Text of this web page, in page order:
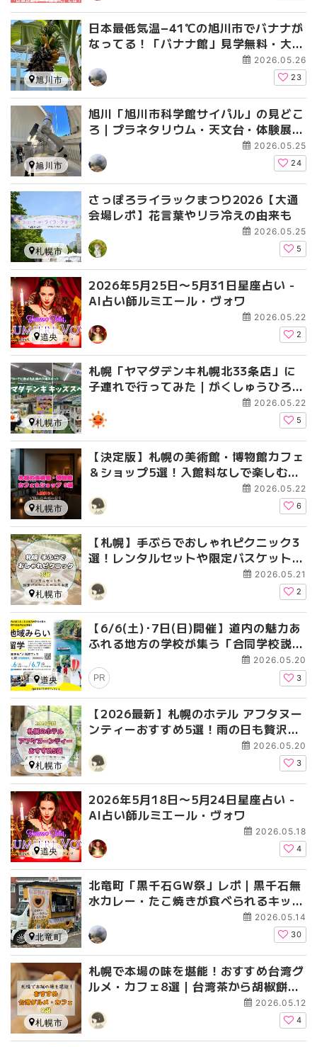
日本最低気温−41℃の旭川市でバナナが
なってる！「バナナ館」見学無料・大雨
2026.05.26
23
旭川市
旭川「旭川市科学館サイパル」の見どこ
ろ｜プラネタリウム・天文台・体験展示
2026.05.25
24
旭川市
さっぽろライラックまつり2026【大通
会場レポ】花言葉やリラ冷えの由来も
2026.05.25
5
札幌市
2026年5月25日〜5月31日星座占い -
AI占い師ルミエール・ヴォワ
2026.05.22
2
道央
札幌「ヤマダデンキ札幌北33条店」に
子連れで行ってみた｜がくしゅうひろ
ば・ガチャガチャで子どもが夢中に2026.05.22
5
札幌市
【決定版】札幌の美術館・博物館カフェ
＆ショップ5選！入館料なしで楽しむ穴
2026.05.22
6
札幌市
【札幌】手ぶらでおしゃれピクニック3
選！レンタルセットや限定バスケットが
2026.05.21
2
札幌市
【6/6(土)･7日(日)開催】道内の魅力あ
ふれる地方の学校が集う「合同学校説明
2026.05.20
PR 3
道央
【2026最新】札幌のホテル アフタヌー
ンティーおすすめ5選！雨の日も贅沢に
過ごせる人気プランを徹底比較2026.05.20
3
札幌市
2026年5月18日〜5月24日星座占い -
AI占い師ルミエール・ヴォワ
2026.05.18
4
道央
北竜町「黒千石GW祭」レポ｜黒千石無
水カレー・たこ焼きが食べられるキッチ
ンカーに行ってきた【HAMBURGER B
OYSの北海道マルシェ2026にも出店】
2026.05.14
30
北竜町
札幌で本場の味を堪能！おすすめ台湾グ
ルメ・カフェ8選｜台湾茶から胡椒餅ま
2026.05.12
4
札幌市